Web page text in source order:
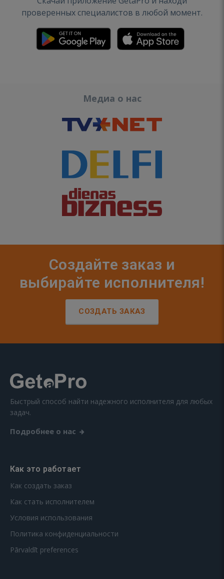
проверенных специалистов в любой момент.
Медиа о нас
Создайте заказ и
выбирайте исполнителя!
СОЗДАТЬ ЗАКАЗ
Быстрый способ найти надежного исполнителя для любых
задач.
Подробнее о нас
Как это работает
Как создать заказ
Как стать исполнителем
Условия использования
Политика конфиденциальности
Pārvaldīt preferences